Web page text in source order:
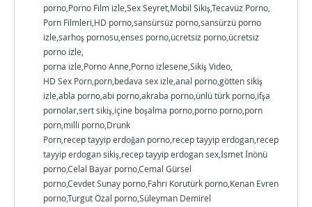
porno,Porno Film izle,Sex Seyret,Mobil Sikiş,Tecavüz Porno,
Porn Filmleri,HD porno,sansürsüz porno,sansürzü porno
izle,sarhoş pornosu,enses porno,ücretsiz porno,ücretsiz
porno izle,
porna izle,Porno Anne,Porno izlesene,Sikiş Video,
HD Sex Porn,porn,bedava sex izle,anal porno,götten sikiş
izle,abla porno,abi porno,akraba porno,ünlü türk porno,ifşa
pornolar,sert sikiş,içine boşalma porno,porno porno,porn
porn,milli porno,Drunk
Porn,recep tayyip erdoğan porno,recep tayyip erdogan,recep
tayyip erdogan sikiş,recep tayyip erdogan sex,İsmet İnönü
porno,Celal Bayar porno,Cemal Gürsel
porno,Cevdet Sunay porno,Fahri Korutürk porno,Kenan Evren
porno,Turgut Özal porno,Süleyman Demirel